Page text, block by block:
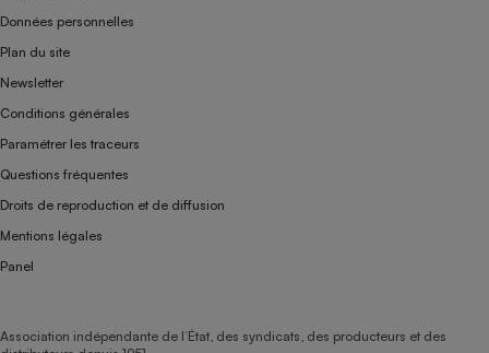
Données personnelles
Plan du site
Newsletter
Conditions générales
Paramétrer les traceurs
Questions fréquentes
Droits de reproduction et de diffusion
Mentions légales
Panel
Association indépendante de l’État, des syndicats, des producteurs et des